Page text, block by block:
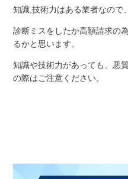
知識,技術力はある業者なので、
診断ミスをしたか高額請求の
るかと思います。
知識や技術力があっても、悪
の際はご注意ください。